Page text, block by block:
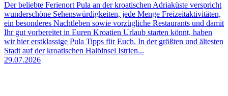
Der beliebte Ferienort Pula an der kroatischen Adriaküste verspricht
wunderschöne Sehenswürdigkeiten, jede Menge Freizeitaktivitäten,
ein besonderes Nachtleben sowie vorzügliche Restaurants und damit
Ihr gut vorbereitet in Euren Kroatien Urlaub starten könnt, haben
wir hier erstklassige Pula Tipps für Euch. In der größten und ältesten
Stadt auf der kroatischen Halbinsel Istrien...
29.07.2026